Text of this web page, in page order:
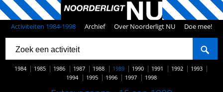
Activiteiten 1984-1998 Archief Over Noorderligt NU Doe mee!
1984 1985 1986 1987 1988 1989 1990 1991 1992
1993
1994
1995 1996 1997 1998